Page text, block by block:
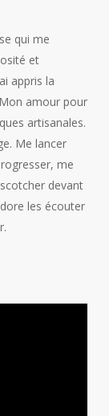
qui me
et
appris la
amour pour
artisanales.
Me lancer
me
devant
les écouter